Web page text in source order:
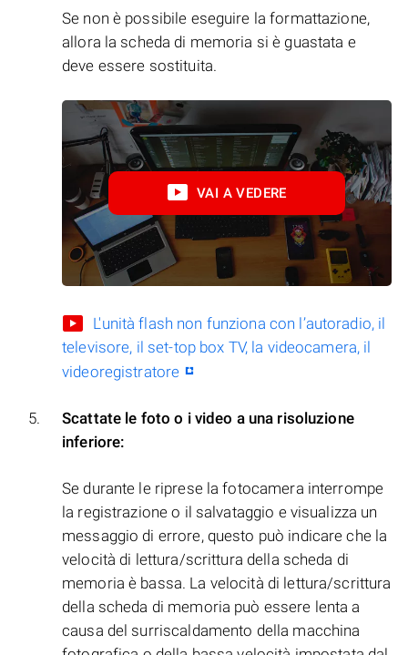
Se non è possibile eseguire la formattazione,
allora la scheda di memoria si è guastata e
deve essere sostituita.
VAI A VEDERE
L'unità flash non funziona con l’autoradio, il
televisore, il set-top box TV, la videocamera, il
videoregistratore
Scattate le foto o i video a una risoluzione
inferiore:
Se durante le riprese la fotocamera interrompe
la registrazione o il salvataggio e visualizza un
messaggio di errore, questo può indicare che la
velocità di lettura/scrittura della scheda di
memoria è bassa. La velocità di lettura/scrittura
della scheda di memoria può essere lenta a
causa del surriscaldamento della macchina